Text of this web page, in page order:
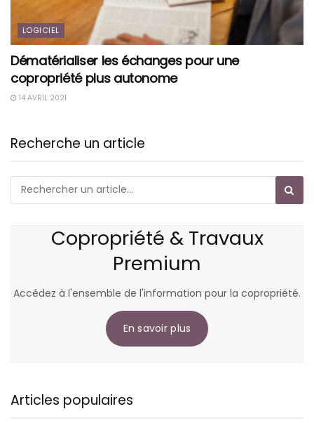
LOGICIEL
Dématérialiser les échanges pour une
copropriété plus autonome
14 AVRIL 2021
Recherche un article
Copropriété & Travaux
Premium
Accédez à l'ensemble de l'information pour la copropriété.
En savoir plus
Articles populaires